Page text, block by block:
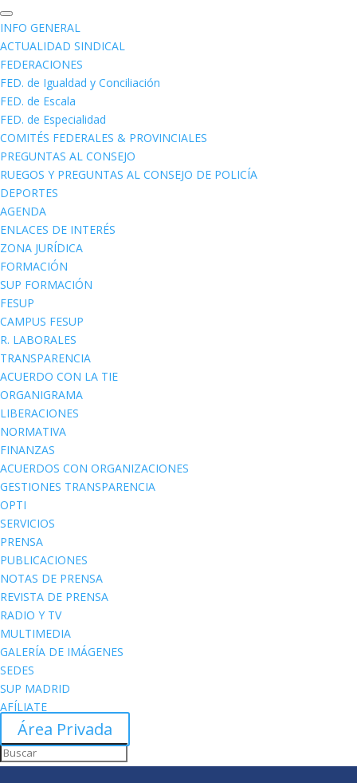
INFO GENERAL
ACTUALIDAD SINDICAL
FEDERACIONES
FED. de Igualdad y Conciliación
FED. de Escala
FED. de Especialidad
COMITÉS FEDERALES & PROVINCIALES
PREGUNTAS AL CONSEJO
RUEGOS Y PREGUNTAS AL CONSEJO DE POLICÍA
DEPORTES
AGENDA
ENLACES DE INTERÉS
ZONA JURÍDICA
FORMACIÓN
SUP FORMACIÓN
FESUP
CAMPUS FESUP
R. LABORALES
TRANSPARENCIA
ACUERDO CON LA TIE
ORGANIGRAMA
LIBERACIONES
NORMATIVA
FINANZAS
ACUERDOS CON ORGANIZACIONES
GESTIONES TRANSPARENCIA
OPTI
SERVICIOS
PRENSA
PUBLICACIONES
NOTAS DE PRENSA
REVISTA DE PRENSA
RADIO Y TV
MULTIMEDIA
GALERÍA DE IMÁGENES
SEDES
SUP MADRID
AFÍLIATE
Área Privada